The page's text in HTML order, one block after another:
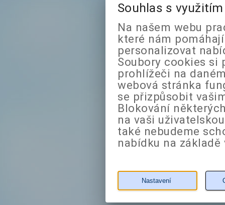
Souhlas s
Na našem webu
které nám
personalizovat
Soubory cookies si
prohlížeči na
webová stránka
se přizpůsobit
Blokování
na vaši
také nebudeme
nabídku na
Nastavení